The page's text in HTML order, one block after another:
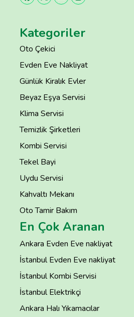
Kategoriler
Oto Çekici
Evden Eve Nakliyat
Günlük Kiralık Evler
Beyaz Eşya Servisi
Klima Servisi
Temizlik Şirketleri
Kombi Servisi
Tekel Bayi
Uydu Servisi
Kahvaltı Mekanı
Oto Tamir Bakım
En Çok Aranan
Ankara Evden Eve nakliyat
İstanbul Evden Eve nakliyat
İstanbul Kombi Servisi
İstanbul Elektrikçi
Ankara Halı Yıkamacılar